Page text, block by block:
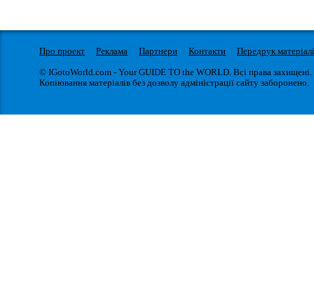
Про проект Реклама Партнери Контакти
Передрук
© IGotoWorld.com - Your GUIDE TO the WORLD. Всі права захищені.
Копіювання матеріалів без дозволу адміністрації сайту заборонено.